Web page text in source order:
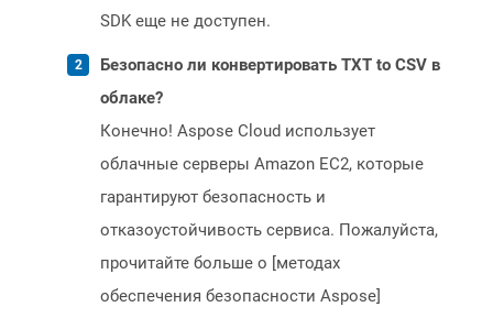
SDK еще не доступен.
Безопасно ли конвертировать TXT to CSV в
облаке?
Конечно! Aspose Cloud использует
облачные серверы Amazon EC2, которые
гарантируют безопасность и
отказоустойчивость сервиса. Пожалуйста,
прочитайте больше о [методах
обеспечения безопасности Aspose]